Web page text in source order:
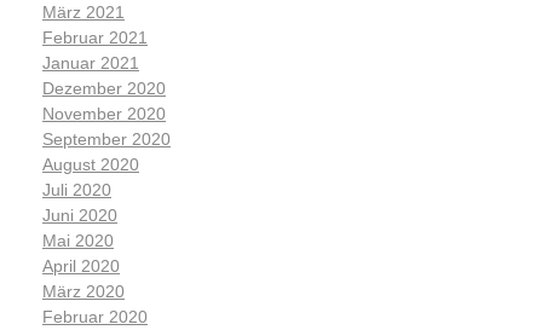
März 2021
Februar 2021
Januar 2021
Dezember 2020
November 2020
September 2020
August 2020
Juli 2020
Juni 2020
Mai 2020
April 2020
März 2020
Februar 2020